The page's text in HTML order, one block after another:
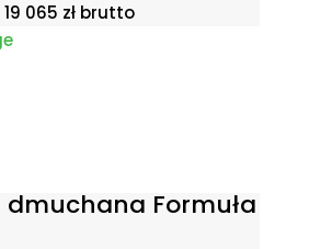
19 065 złbrutto
dmuchana Formuła